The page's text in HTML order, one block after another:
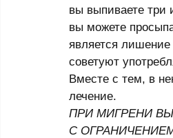
вы выпиваете три
вы можете
является лишение
советуют
Вместе с тем, в
лечение.
ПРИ МИГРЕНИ
С